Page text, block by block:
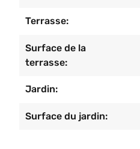
Terrasse:
Surface de la
terrasse:
Jardin:
Surface du jardin: